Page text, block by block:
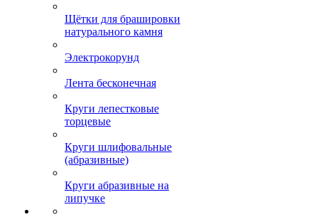
Щётки для брашировки
натурального камня
Электрокорунд
Лента бесконечная
Круги лепестковые
торцевые
Круги шлифовальные
(абразивные)
Круги абразивные на
липучке